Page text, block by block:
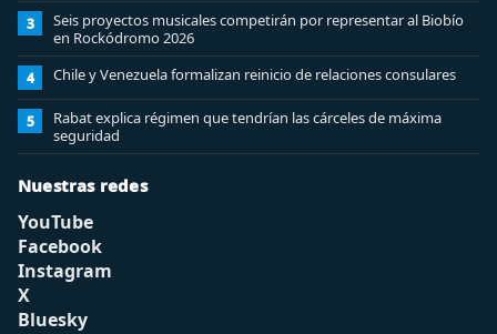
3
Seis proyectos musicales competirán por representar al Biobío
en Rockódromo 2026
4 Chile y Venezuela formalizan reinicio de relaciones consulares
5
Rabat explica régimen que tendrían las cárceles de máxima
seguridad
Nuestras redes
YouTube
Facebook
Instagram
X
Bluesky